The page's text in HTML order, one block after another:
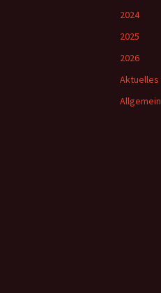
2024
2025
2026
Aktuelles
Allgemein